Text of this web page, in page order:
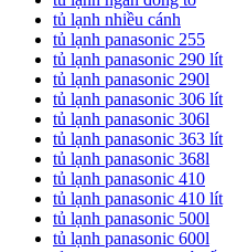
tủ lạnh nhiều cánh
tủ lạnh panasonic 255
tủ lạnh panasonic 290 lít
tủ lạnh panasonic 290l
tủ lạnh panasonic 306 lít
tủ lạnh panasonic 306l
tủ lạnh panasonic 363 lít
tủ lạnh panasonic 368l
tủ lạnh panasonic 410
tủ lạnh panasonic 410 lít
tủ lạnh panasonic 500l
tủ lạnh panasonic 600l